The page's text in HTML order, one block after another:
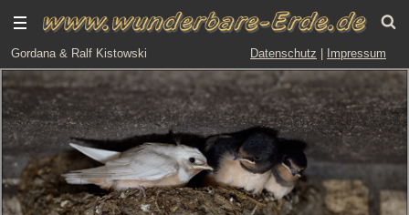
Gordana & Ralf Kistowski Datenschutz Impressum